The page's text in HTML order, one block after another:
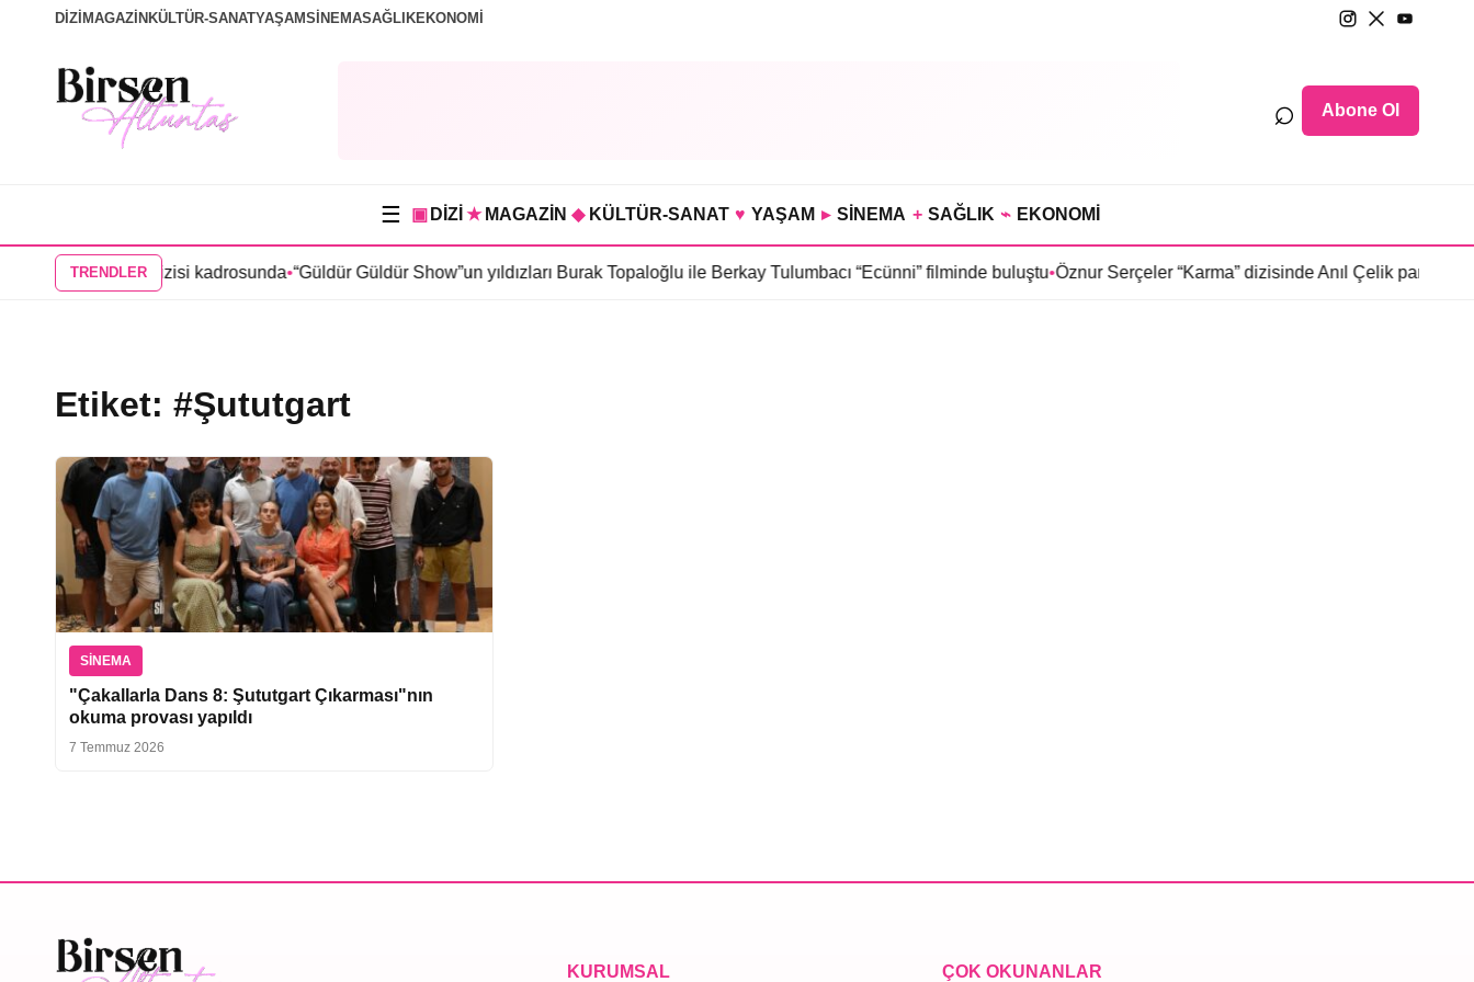
DİZİ MAGAZİN KÜLTÜR-SANATYAŞAMSİNEMASAĞLIKEKONOMİ
⌕ Abone Ol
☰ ▣ DİZİ ★ MAGAZİN ◆ KÜLTÜR-SANAT ♥ YAŞAM ▸ SİNEMA + SAĞLIK ⌁ EKONOMİ
TRENDLER
“Karma” dizisi kadrosunda•“Güldür Güldür Show”un yıldızları Burak Topaloğlu ile Berkay Tulumbacı “Ecünni” filminde buluştu•Öznur Serçeler “Karma” dizisinde Anıl Çelik partneri
Etiket: #Şututgart
SINEMA
"Çakallarla Dans 8: Şututgart Çıkarması"nın
okuma provası yapıldı
7 Temmuz 2026
KURUMSAL ÇOK OKUNANLAR